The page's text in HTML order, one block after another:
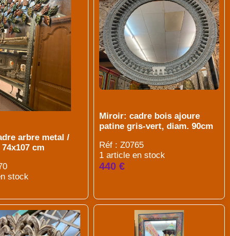
arbre metal /
cm
stock
Miroir: cadre bois ajoure
patine gris-vert, diam. 90cm
Réf : Z0765
1 article en stock
440 €